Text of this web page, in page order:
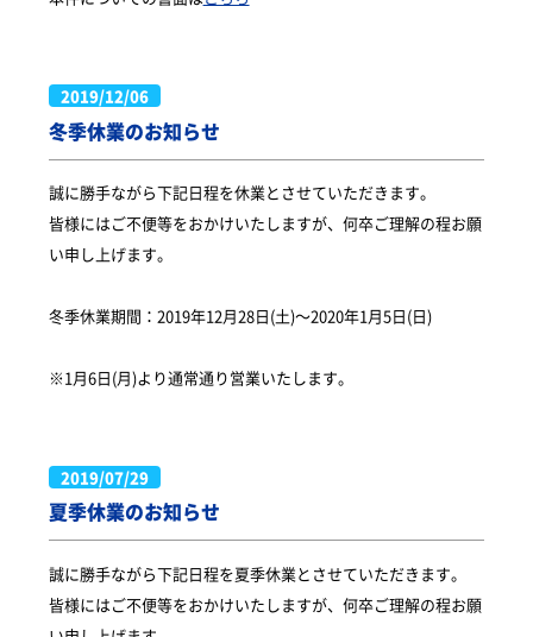
2019/12/06
冬季休業のお知らせ
誠に勝手ながら下記日程を休業とさせていただきます。
皆様にはご不便等をおかけいたしますが、何卒ご理解の程お願
い申し上げます。
冬季休業期間：2019年12月28日(土)～2020年1月5日(日)
※1月6日(月)より通常通り営業いたします。
2019/07/29
夏季休業のお知らせ
誠に勝手ながら下記日程を夏季休業とさせていただきます。
皆様にはご不便等をおかけいたしますが、何卒ご理解の程お願